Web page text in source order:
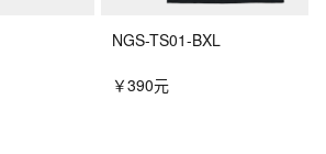
NGS-TS01-BXL
￥390元